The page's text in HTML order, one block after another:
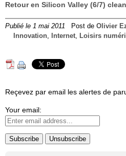
Retour en Silicon Valley (6/7)
Publié le 1 mai 2011 Post de Olivier
Innovation, Internet, Loisirs
Reçevez par email les alertes de
Your email: